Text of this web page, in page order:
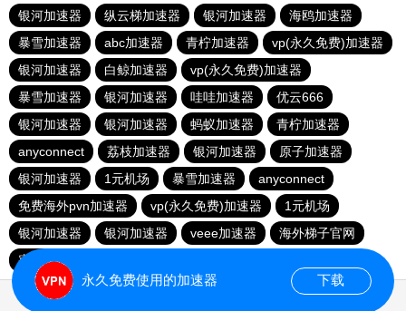
银河加速器
纵云梯加速器 银河加速器
海鸥加速器
暴雪加速器
abc加速器 青柠加速器
vp(永久免费)加速器
银河加速器
白鲸加速器
vp(永久免费)加速器
暴雪加速器
银河加速器 哇哇加速器
优云666
银河加速器
银河加速器 蚂蚁加速器
青柠加速器
anyconnect
荔枝加速器 银河加速器
原子加速器
银河加速器
1元机场 暴雪加速器
anyconnect
免费海外pvn加速器
vp(永久免费)加速器
1元机场
银河加速器
银河加速器 veee加速器
海外梯子官网
蜜蜂加速器
永久免费使用的加速器 下载